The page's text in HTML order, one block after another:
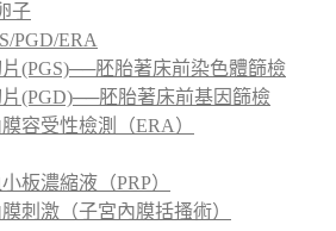
子
PGD/ERA
(PGS)──胚胎著床前染色體篩檢
(PGD)──胚胎著床前基因篩檢
容受性檢測（ERA）
板濃縮液（PRP）
刺激（子宮內膜括搔術）